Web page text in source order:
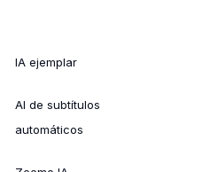
IA ejemplar
AI de subtítulos
automáticos